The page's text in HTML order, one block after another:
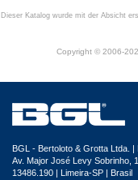
Dieser Katalog wurde mit der Absicht
Copyright © 2006-
BGL - Bertoloto & Grotta Ltda. |
Av. Major José Levy Sobrinho,
13486.190 | Limeira-SP | Brasil